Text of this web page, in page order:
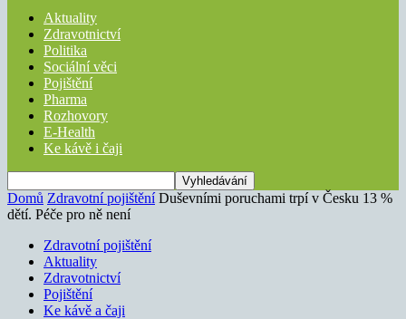
Aktuality
Zdravotnictví
Politika
Sociální věci
Pojištění
Pharma
Rozhovory
E-Health
Ke kávě i čaji
Domů Zdravotní pojištění Duševními poruchami trpí v Česku 13 %
dětí. Péče pro ně není
Zdravotní pojištění
Aktuality
Zdravotnictví
Pojištění
Ke kávě a čaji